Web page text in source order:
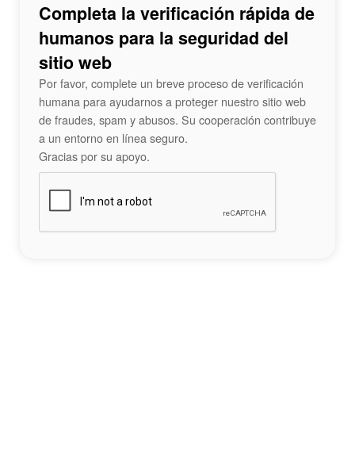
Completa la verificación rápida de
humanos para la seguridad del
sitio web
Por favor, complete un breve proceso de verificación
humana para ayudarnos a proteger nuestro sitio web
de fraudes, spam y abusos. Su cooperación contribuye
a un entorno en línea seguro.
Gracias por su apoyo.